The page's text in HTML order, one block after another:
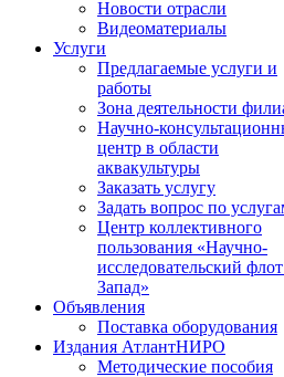
Новости отрасли
Видеоматериалы
Услуги
Предлагаемые услуги и
работы
Зона деятельности
Научно-
центр в области
аквакультуры
Заказать услугу
Задать вопрос по
Центр коллективного
пользования «Научно-
исследовательский
Запад»
Объявления
Поставка оборудования
Издания АтлантНИРО
Методические пособия